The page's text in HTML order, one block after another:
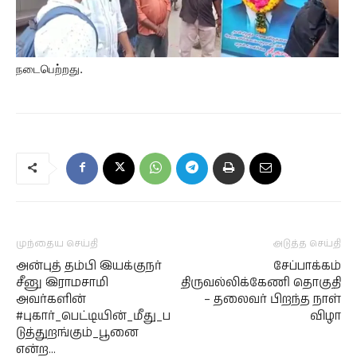
நடைபெற்றது.
முந்தைய செய்தி
அன்புத் தம்பி இயக்குநர்
சீனு இராமசாமி
அவர்களின்
#புகார்_பெட்டியின்_மீது_ப
டுத்துறங்கும்_பூனை
என்ற…
அடுத்த செய்தி
சேப்பாக்கம்
திருவல்லிக்கேணி தொகுதி
– தலைவர் பிறந்த நாள்
விழா